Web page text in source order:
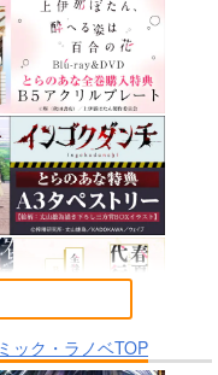
蒐集
羊小屋
専売 787円（税込）
Fate/Grand Order
曲亭馬琴
サンプル
カート
No.9
ック・ラノベTOP